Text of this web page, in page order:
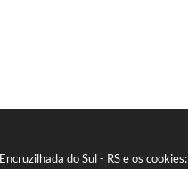
do Sul - RS e os cookies: